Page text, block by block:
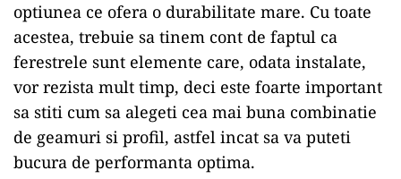
optiunea ce ofera o durabilitate mare. Cu toate
acestea, trebuie sa tinem cont de faptul ca
ferestrele sunt elemente care, odata instalate,
vor rezista mult timp, deci este foarte important
sa stiti cum sa alegeti cea mai buna combinatie
de geamuri si profil, astfel incat sa va puteti
bucura de performanta optima.